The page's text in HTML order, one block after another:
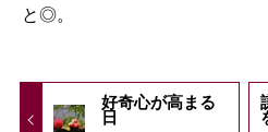
と◎。
好奇心が高まる
日